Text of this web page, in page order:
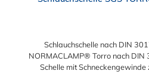
Schlauchschelle nach DIN
NORMACLAMP® Torro nach DIN
Schelle mit